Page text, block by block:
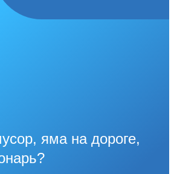
яма на дороге,